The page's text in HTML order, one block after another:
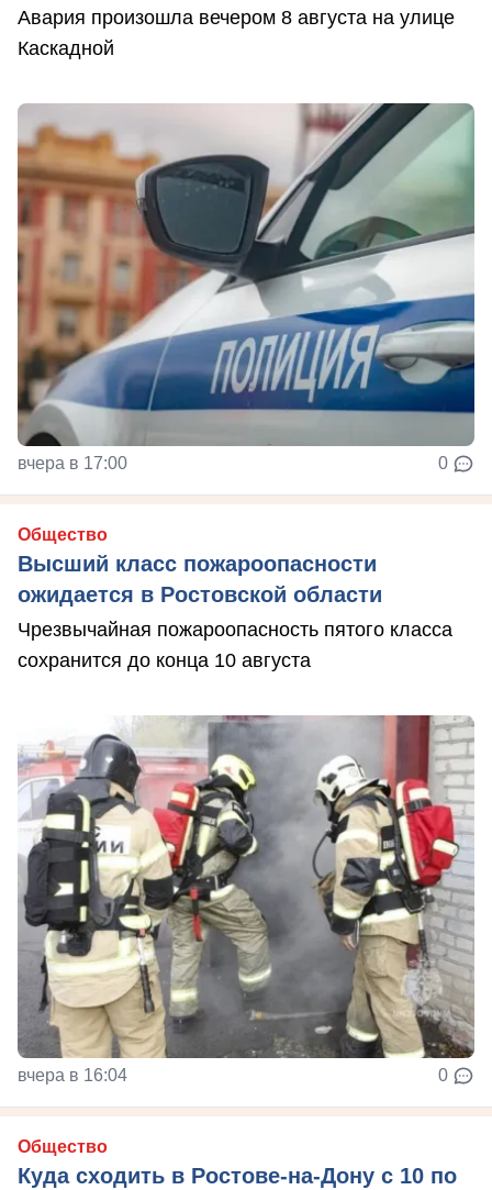
Авария произошла вечером 8 августа на улице
Каскадной
вчера в 17:00 0
Общество
Высший класс пожароопасности
ожидается в Ростовской области
Чрезвычайная пожароопасность пятого класса
сохранится до конца 10 августа
вчера в 16:04 0
Общество
Куда сходить в Ростове-на-Дону с 10 по